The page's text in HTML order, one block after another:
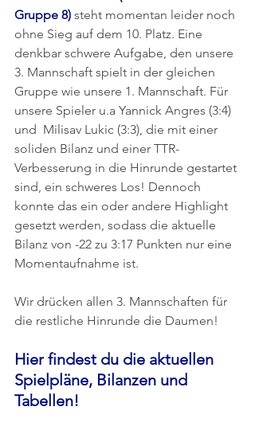
Gruppe 8) steht momentan leider noch
ohne Sieg auf dem 10. Platz. Eine
denkbar schwere Aufgabe, den unsere
3. Mannschaft spielt in der gleichen
Gruppe wie unsere 1. Mannschaft. Für
unsere Spieler u.a Yannick Angres (3:4)
und  Milisav Lukic (3:3), die mit einer
soliden Bilanz und einer TTR-
Verbesserung in die Hinrunde gestartet
sind, ein schweres Los! Dennoch
konnte das ein oder andere Highlight
gesetzt werden, sodass die aktuelle
Bilanz von -22 zu 3:17 Punkten nur eine
Momentaufnahme ist.
Wir drücken allen 3. Mannschaften für
die restliche Hinrunde die Daumen!
Hier findest du die aktuellen
Spielpläne, Bilanzen und
Tabellen!